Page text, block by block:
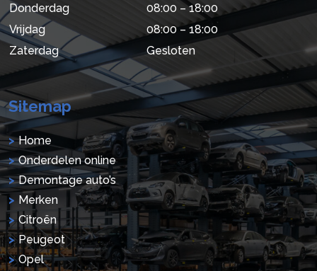
Donderdag
08:00 – 18:00
Vrijdag
08:00 – 18:00
Zaterdag
Gesloten
Sitemap
Home
Onderdelen online
Demontage auto’s
Merken
Citroën
Peugeot
Opel